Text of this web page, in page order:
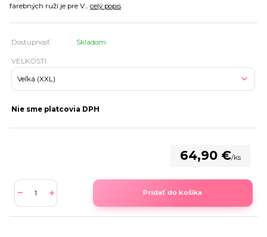
farebných ruží je pre V... celý popis
Dostupnosť Skladom
VEĽKOSTI
Nie sme platcovia DPH
64,90 €/ks
Pridať do košíka